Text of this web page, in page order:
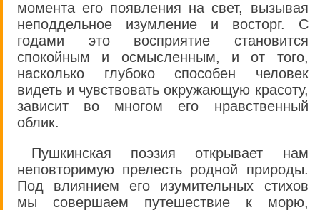
момента его появления на свет, вызывая
неподдельное изумление и восторг. С
годами это восприятие становится
спокойным и осмысленным, и от того,
насколько глубоко способен человек
видеть и чувствовать окружающую красоту,
зависит во многом его нравственный
облик.
Пушкинская поэзия открывает нам
неповторимую прелесть родной природы.
Под влиянием его изумительных стихов
мы совершаем путешествие к морю,